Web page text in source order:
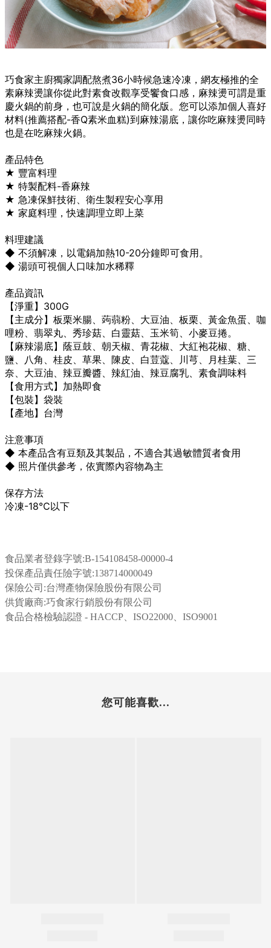
巧食家主廚獨家調配熬煮36小時候急速冷凍，網友極推的全
素麻辣燙讓你從此對素食改觀享受饗食口感，麻辣燙可謂是重
慶火鍋的前身，也可說是火鍋的簡化版。您可以添加個人喜好
材料(推薦搭配-香Q素米血糕)到麻辣湯底，讓你吃麻辣燙同時
也是在吃麻辣火鍋。
產品特色
★ 豐富料理
★ 特製配料-香麻辣
★ 急凍保鮮技術、衛生製程安心享用
★ 家庭料理，快速調理立即上菜
料理建議
◆ 不須解凍，以電鍋加熱10-20分鐘即可食用。
◆ 湯頭可視個人口味加水稀釋
產品資訊
【淨重】300G
【主成分】板栗米腸、蒟蒻粉、大豆油、板栗、黃金魚蛋、咖
哩粉、翡翠丸、秀珍菇、白靈菇、玉米筍、小麥豆捲。
【麻辣湯底】蔭豆鼓、朝天椒、青花椒、大紅袍花椒、糖、
鹽、八角、桂皮、草果、陳皮、白荳蔻、川芎、月桂葉、三
奈、大豆油、辣豆瓣醬、辣紅油、辣豆腐乳、素食調味料
【食用方式】加熱即食
【包裝】袋裝
【產地】台灣
注意事項
◆ 本產品含有豆類及其製品，不適合其過敏體質者食用
◆ 照片僅供參考，依實際內容物為主
保存方法
冷凍-18℃以下
食品業者登錄字號:B-154108458-00000-4
投保產品責任險字號:138714000049
保險公司:台灣產物保險股份有限公司
供貨廠商:巧食家行銷股份有限公司
食品合格檢驗認證 - HACCP、ISO22000、ISO9001
您可能喜歡...